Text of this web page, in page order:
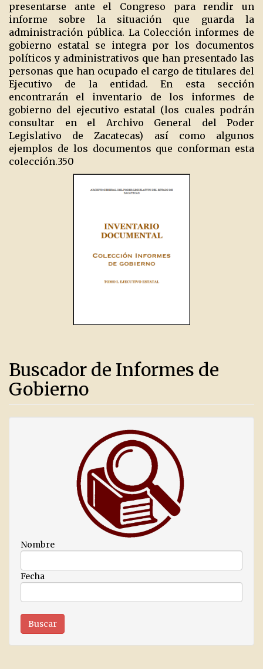
presentarse ante el Congreso para rendir un
informe sobre la situación que guarda la
administración pública. La Colección informes de
gobierno estatal se integra por los documentos
políticos y administrativos que han presentado las
personas que han ocupado el cargo de titulares del
Ejecutivo de la entidad. En esta sección
encontrarán el inventario de los informes de
gobierno del ejecutivo estatal (los cuales podrán
consultar en el Archivo General del Poder
Legislativo de Zacatecas) así como algunos
ejemplos de los documentos que conforman esta
colección.350
Buscador de Informes de
Gobierno
Nombre
Fecha